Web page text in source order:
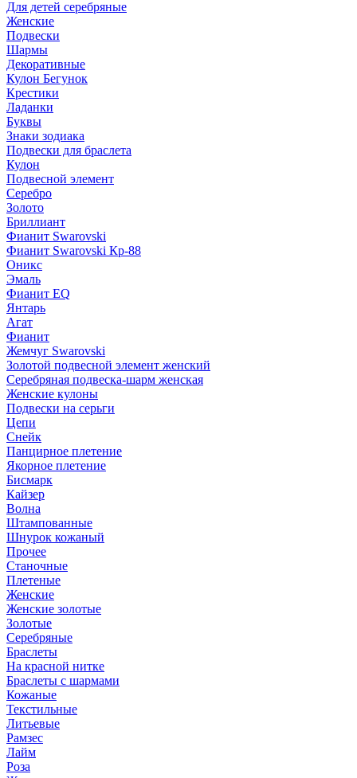
Для детей серебряные
Женские
Подвески
Шармы
Декоративные
Кулон Бегунок
Крестики
Ладанки
Буквы
Знаки зодиака
Подвески для браслета
Кулон
Подвесной элемент
Серебро
Золото
Бриллиант
Фианит Swarovski
Фианит Swarovski Кр-88
Оникс
Эмаль
Фианит EQ
Янтарь
Агат
Фианит
Жемчуг Swarovski
Золотой подвесной элемент женcкий
Серебряная подвеска-шарм женская
Женские кулоны
Подвески на серьги
Цепи
Снейк
Панцирное плетение
Якорное плетение
Бисмарк
Кайзер
Волна
Штампованные
Шнурок кожаный
Прочее
Станочные
Плетеные
Женские
Женские золотые
Золотые
Серебряные
Браслеты
На красной нитке
Браслеты с шармами
Кожаные
Текстильные
Литьевые
Рамзес
Лайм
Роза